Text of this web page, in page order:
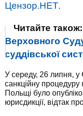
Цензор.НЕТ.
Читайте також:
Верховного
суддівської
У середу, 26 липня, у
санкційну
Польщі було
юрисдикції, відтак